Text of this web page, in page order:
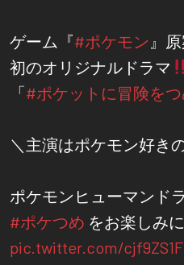
ゲーム『#ポケモン 』
初のオリジナルドラマ
「#ポケットに冒険を
＼主演はポケモン好き
ポケモンヒューマンド
#ポケつめ をお楽しみに
pic.twitter.com/